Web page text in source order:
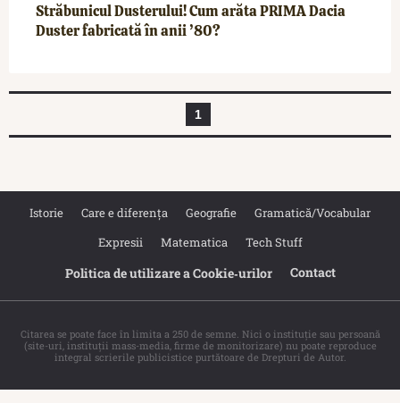
Străbunicul Dusterului! Cum arăta PRIMA Dacia
Duster fabricată în anii ’80?
1
Istorie Care e diferența Geografie
Gramatică/Vocabular
Expresii
Matematica Tech Stuff
Politica de utilizare a Cookie‐urilor Contact
Citarea se poate face în limita a 250 de semne. Nici o instituţie sau persoană
(site-uri, instituţii mass-media, firme de monitorizare) nu poate reproduce
integral scrierile publicistice purtătoare de Drepturi de Autor.